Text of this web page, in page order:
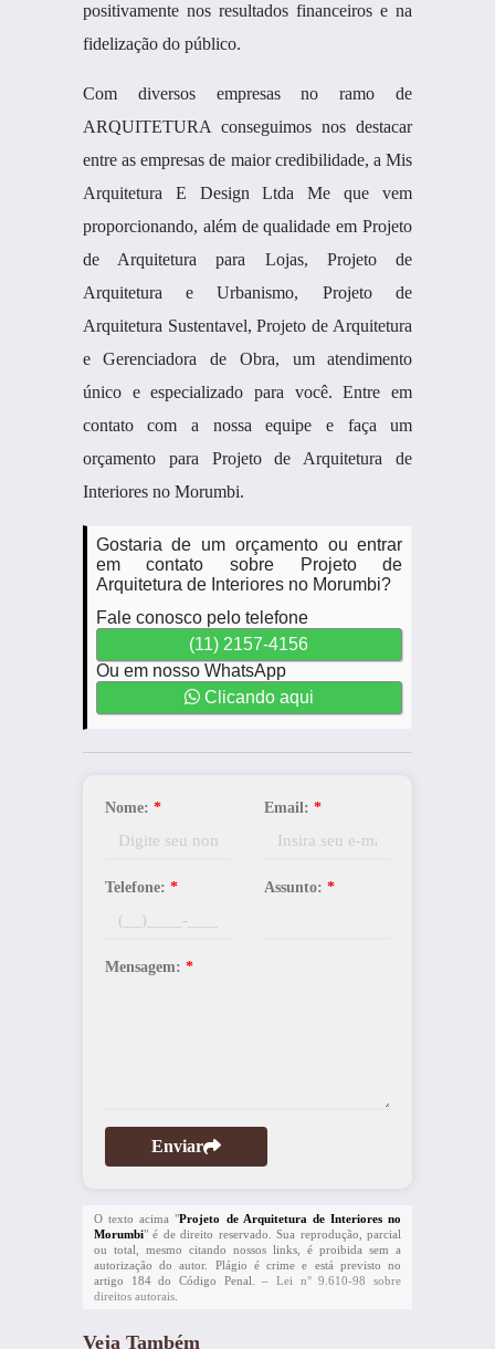
positivamente nos resultados financeiros e na
fidelização do público.
Com diversos empresas no ramo de
ARQUITETURA conseguimos nos destacar
entre as empresas de maior credibilidade, a Mis
Arquitetura E Design Ltda Me que vem
proporcionando, além de qualidade em Projeto
de Arquitetura para Lojas, Projeto de
Arquitetura e Urbanismo, Projeto de
Arquitetura Sustentavel, Projeto de Arquitetura
e Gerenciadora de Obra, um atendimento
único e especializado para você. Entre em
contato com a nossa equipe e faça um
orçamento para Projeto de Arquitetura de
Interiores no Morumbi.
Gostaria de um orçamento ou entrar
em contato sobre Projeto de
Arquitetura de Interiores no Morumbi?
Fale conosco pelo telefone
(11) 2157-4156
Ou em nosso WhatsApp
Clicando aqui
Nome: * Email: *
Telefone: * Assunto: *
Mensagem: *
Enviar
O texto acima "Projeto de Arquitetura de Interiores no
Morumbi" é de direito reservado. Sua reprodução, parcial
ou total, mesmo citando nossos links, é proibida sem a
autorização do autor. Plágio é crime e está previsto no
artigo 184 do Código Penal. –Lei n° 9.610-98 sobre
direitos autorais.
Veja Também